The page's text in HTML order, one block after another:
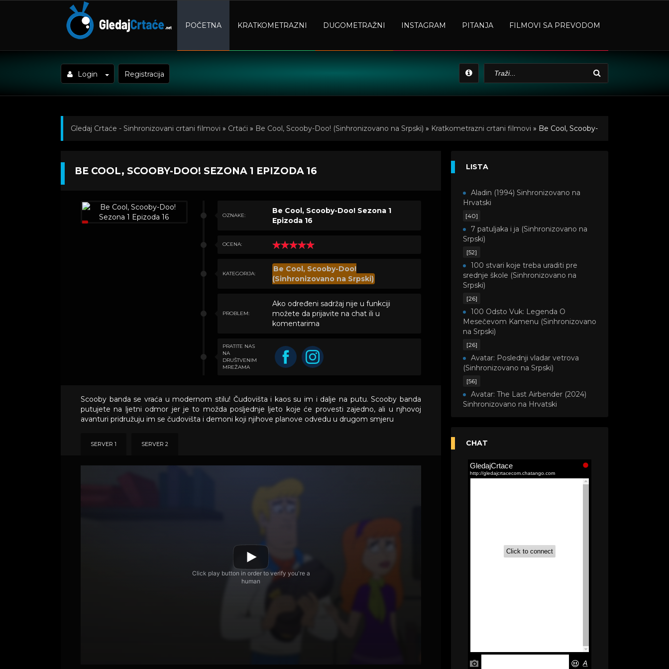
POČETNA KRATKOMETRAZNI DUGOMETRAŽNI INSTAGRAM PITANJA FILMOVI SA PREVODOM
Login Registracija
Gledaj Crtaće - Sinhronizovani crtani filmovi » Crtaći » Be Cool, Scooby-Doo! (Sinhronizovano na Srpski) » Kratkometrazni crtani filmovi » Be Cool, Scooby-
BE COOL, SCOOBY-DOO! SEZONA 1 EPIZODA 16
OZNAKE:
Be Cool, Scooby-Doo! Sezona 1
Epizoda 16
OCENA:
KATEGORIJA:
Be Cool, Scooby-Doo!
(Sinhronizovano na Srpski)
PROBLEM:
Ako određeni sadržaj nije u funkciji
možete da prijavite na chat ili u
komentarima
PRATITE NAS
NA
DRUŠTVENIM
MREŽAMA
Scooby banda se vraća u modernom stilu! Čudovišta i kaos su im i dalje na putu. Scooby banda
putujete na ljetni odmor jer je to možda posljednje ljeto koje će provesti zajedno, ali u njhovoj
avanturi pridružuju im se čudovišta i demoni koji njihove planove odvedu u drugom smjeru
SERVER 1 SERVER 2
LISTA
Aladin (1994) Sinhronizovano na
Hrvatski
[40]
7 patuljaka i ja (Sinhronizovano na
Srpski)
[52]
100 stvari koje treba uraditi pre
srednje škole (Sinhronizovano na
Srpski)
[26]
100 Odsto Vuk: Legenda O
Mesečevom Kamenu (Sinhronizovano
na Srpski)
[26]
Avatar: Poslednji vladar vetrova
(Sinhronizovano na Srpski)
[56]
Avatar: The Last Airbender (2024)
Sinhronizovano na Hrvatski
(Sinhronizovano na Srpski)
Akademija čarolija (Wits Academy)
Sinhronizovano na Srpski
Tunes,2020) Sinhronizovano na Srpski
Okura (Sinhronizovano na Srpski)
CHAT